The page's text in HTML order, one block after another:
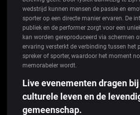
wedstrijd kunnen mensen de passie en
sporter op een directe manier ervaren. De
publiek en de performer zorgt voor een
kan worden gereproduceerd via schermen
ervaring versterkt de verbinding tussen het
spreker of sporter, waardoor het moment
memorabeler wordt.
Live evenementen dragen
culturele leven en de
gemeenschap.